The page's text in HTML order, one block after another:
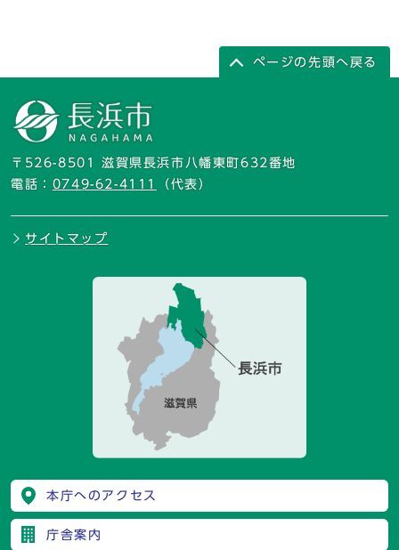
ページの先頭へ戻る
〒526-8501 滋賀県長浜市八幡東町632番地
電話： 0749-62-4111 （代表）
サイトマップ
本庁へのアクセス
庁舎案内